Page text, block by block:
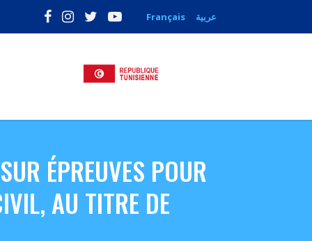
Français عربية
ÉPREUVES POUR
AU TITRE DE